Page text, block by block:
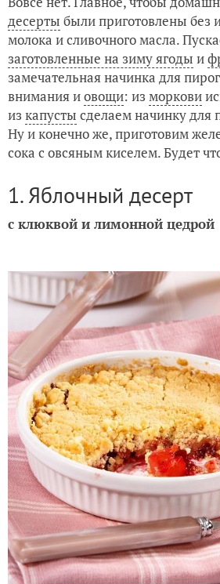
Пирог с зеленым луком и яйцом
десерты были приготовлены без
молока и сливочного масла.
заготовленные на зиму ягоды и
замечательная начинка для
внимания иовощи: из моркови
из капусты сделаем начинку для
Ну и конечно же, приготовим
сока с овсяным киселем. Будет
1. Яблочный десерт
с клюквой и лимонной цедрой